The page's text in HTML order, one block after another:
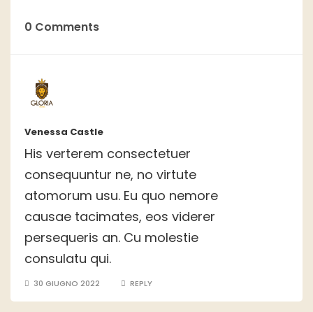
0 Comments
Venessa Castle
His verterem consectetuer
consequuntur ne, no virtute
atomorum usu. Eu quo nemore
causae tacimates, eos viderer
persequeris an. Cu molestie
consulatu qui.
30 GIUGNO 2022 REPLY